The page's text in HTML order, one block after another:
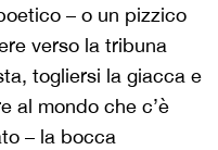
– o un pizzico
verso la tribuna
togliersi la giacca e
al mondo che c’è
– la bocca